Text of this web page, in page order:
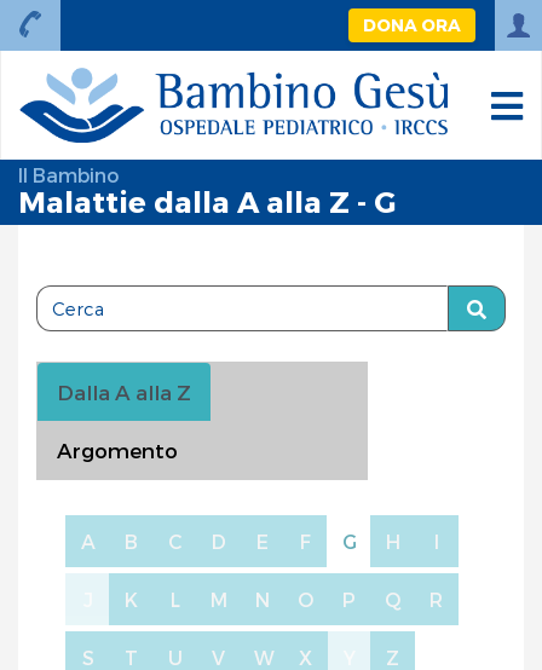
DONA ORA
Il Bambino
Malattie dalla A alla Z - G
Dalla A alla Z
Argomento
A B C D E F G H I
K L M N O P Q R
S T U V W X Z